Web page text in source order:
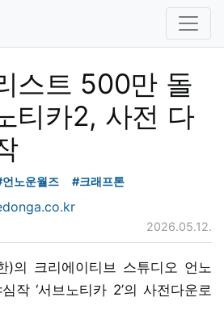
스트 500만 돌
티카2, 사전 다
노운월즈 #크래프톤
2026.05.12.
)의 크리에이티브 스튜디오 언노
작 ‘서브노티카 2’의 사전다운로